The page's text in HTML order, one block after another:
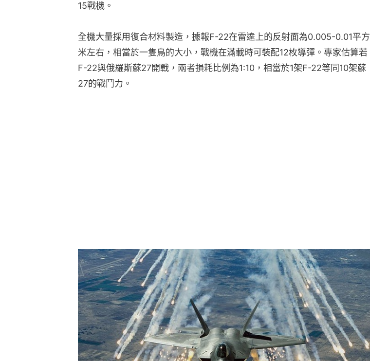
15戰機。
全機大量採用復合材料製造，據報F-22在雷達上的反射面為0.005-0.01平方
米左右，相當於一隻鳥的大小，戰機在滿載時可裝配12枚導彈。專家估算若
F-22與俄羅斯蘇27開戰，兩者損耗比例為1:10，相當於1架F-22等同10架蘇
27的戰鬥力。